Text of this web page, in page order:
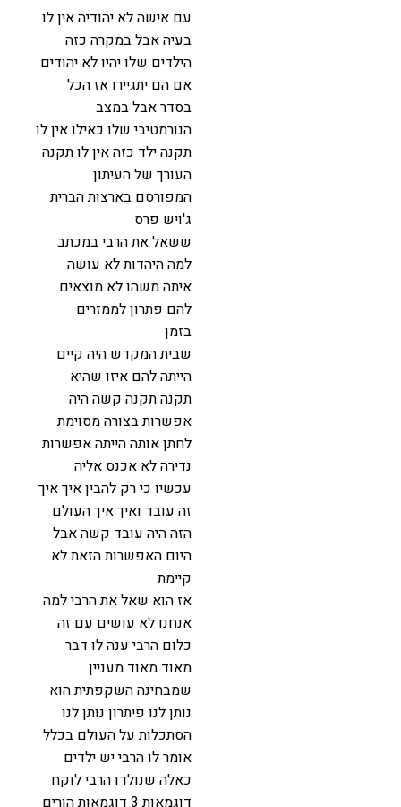
עם אישה לא יהודיה אין לו
בעיה אבל במקרה כזה
הילדים שלו יהיו לא יהודים
אם הם יתגיירו אז הכל
בסדר אבל במצב
הנורמטיבי שלו כאילו אין לו
תקנה ילד כזה אין לו תקנה
העורך של העיתון
המפורסם בארצות הברית
ג'ויש פרס
ששאל את הרבי במכתב
למה היהדות לא עושה
איתה משהו לא מוצאים
להם פתרון לממזרים
בזמן
שבית המקדש היה קיים
הייתה להם איזו שהיא
תקנה תקנה קשה היה
אפשרות בצורה מסוימת
לחתן אותה הייתה אפשרות
נדירה לא אכנס אליה
עכשיו כי רק להבין איך איך
זה עובד ואיך איך העולם
הזה היה עובד קשה אבל
היום האפשרות הזאת לא
קיימת
אז הוא שאל את הרבי למה
אנחנו לא עושים עם זה
כלום הרבי ענה לו דבר
מאוד מאוד מעניין
שמבחינה השקפתית הוא
נותן לנו פיתרון נותן לנו
הסתכלות על העולם בכלל
אומר לו הרבי יש ילדים
כאלה שנולדו הרבי לוקח
דוגמאות 3 דוגמאות הורים